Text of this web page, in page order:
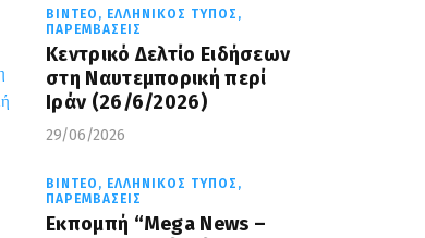
ΒΊΝΤΕΟ, ΕΛΛΗΝΙΚΌΣ ΤΎΠΟΣ,
ΠΑΡΕΜΒΆΣΕΙΣ
Κεντρικό Δελτίο Ειδήσεων
στη Ναυτεμπορική περί
Iράν (26/6/2026)
29/06/2026
ΒΊΝΤΕΟ, ΕΛΛΗΝΙΚΌΣ ΤΎΠΟΣ,
ΠΑΡΕΜΒΆΣΕΙΣ
Eκπομπή “Mega News –